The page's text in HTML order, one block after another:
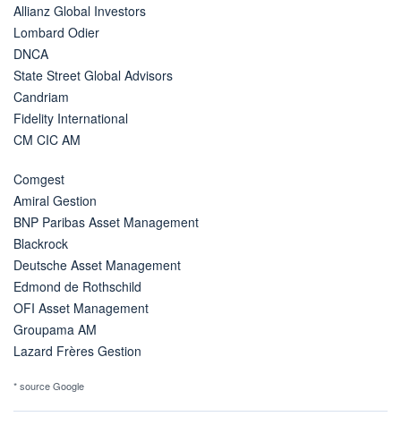
Allianz Global Investors
Lombard Odier
DNCA
State Street Global Advisors
Candriam
Fidelity International
CM CIC AM
Comgest
Amiral Gestion
BNP Paribas Asset Management
Blackrock
Deutsche Asset Management
Edmond de Rothschild
OFI Asset Management
Groupama AM
Lazard Frères Gestion
* source Google